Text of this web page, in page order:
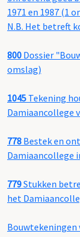
1971 en 1987 (1
N.B. Het betreft
800 Dossier
omslag)
1045 Tekening
Damiaancollege
778 Bestek en
Damiaancollege
779Stukken
het
Bouwtekeningen